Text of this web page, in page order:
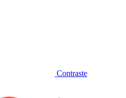
Contraste